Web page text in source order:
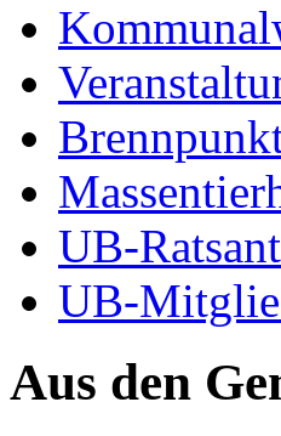
UB-
UB-
Aus den